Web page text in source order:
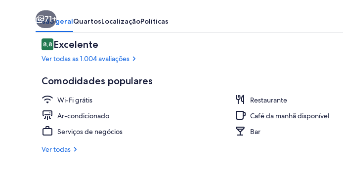
71+
Visão geralQuartosLocalizaçãoPolíticas
Avaliações
8,88,8 de 10
Excelente
Ver todas as 1.004 avaliações
Comodidades populares
Wi-Fi grátis
Restaurante
Ar-condicionado
Café da manhã disponível
Serviços de negócios
Bar
Ver todas